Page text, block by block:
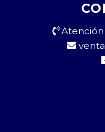
Atención